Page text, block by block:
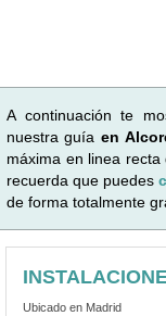
A continuación te
nuestra guía en
máxima en linea
recuerda que puedes
de forma totalmente
Ubicado en Madrid